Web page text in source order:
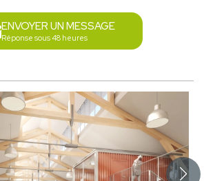
ENVOYER UN MESSAGE
Réponse sous 48 heures